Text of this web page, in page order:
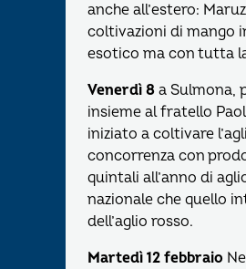
anche all’estero:
coltivazioni di mango
esotico ma con tutta
Venerdì 8 a Sulmona,
insieme al fratello
iniziato a coltivare
concorrenza con
quintali all’anno di
nazionale che quello
dell’aglio rosso.
Martedì 12 febbraio